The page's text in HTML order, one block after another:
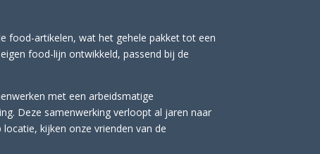
food-artikelen, wat het gehele pakket tot een
food-lijn ontwikkeld, passend bij de
met een arbeidsmatige
Deze samenwerking verloopt al jaren naar
kijken onze vrienden van de